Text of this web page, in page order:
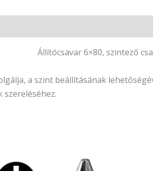
Állítócsavar 6×80, szintező
a szint beállításának